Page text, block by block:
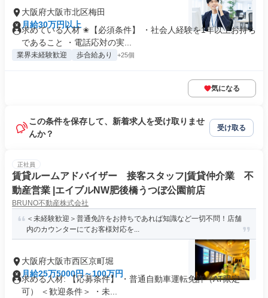
大阪府大阪市北区梅田
月給30万円以上
求めている人材 ✬【必須条件】 ・社会人経験を1年以上お持ち
であること ・電話応対の実...
業界未経験歓迎 歩合給あり +25個
気になる
この条件を保存して、新着求人を受け取りませ
んか？
受け取る
正社員
賃貸ルームアドバイザー 接客スタッフ|賃貸仲介業 不
動産営業 |エイブルNW肥後橋うつぼ公園前店
BRUNO不動産株式会社
＜未経験歓迎＞普通免許をお持ちであれば知識など一切不問！店舗
内のカウンターにてお客様対応を...
大阪府大阪市西区京町堀
月給25万5000円～100万円
求める人材: 【応募条件】 ・普通自動車運転免許（AT限定
可） ＜歓迎条件＞ ・未...